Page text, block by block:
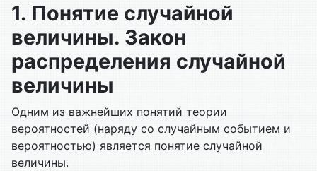
1. Понятие случайной
величины. Закон
распределения случайной
величины
Одним из важнейших понятий теории
вероятностей (наряду со случайным событием и
вероятностью) является понятие случайной
величины.